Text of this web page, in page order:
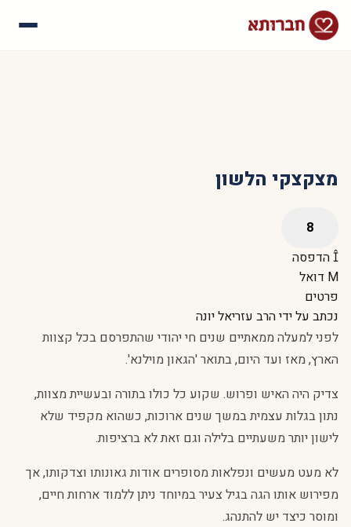
מצקצקי הלשון
הדפסה
דואל
פרטים
נכתב על ידיהרב עזריאל יונה
לפני למעלה ממאתיים שנים חי יהודי שהתפרסם בכל קצוות
הארץ, מאז ועד היום, בתואר 'הגאון מוילנא'.
צדיק היה האיש ופרוש. שקוע כל כולו בתורה ובעשיית מצוות,
נתון בגלות עצמית במשך שנים ארוכות, כשהוא מקפיד שלא
לישון יותר משעתיים בלילה וגם זאת לא ברציפות.
לא מעט מעשים ונפלאות מסופרים אודות גאונותו וצדקותו, אך
מפירוש אותו הגה בגיל צעיר במיוחד ניתן ללמוד ארחות חיים,
ומוסר כיצד יש להתנהג.